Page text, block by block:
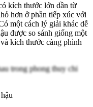
kích thước lớn dần từ
hơn ở phần tiếp xúc với
một cách lý giải khác dễ
được so sánh giống một
kích thước càng phình